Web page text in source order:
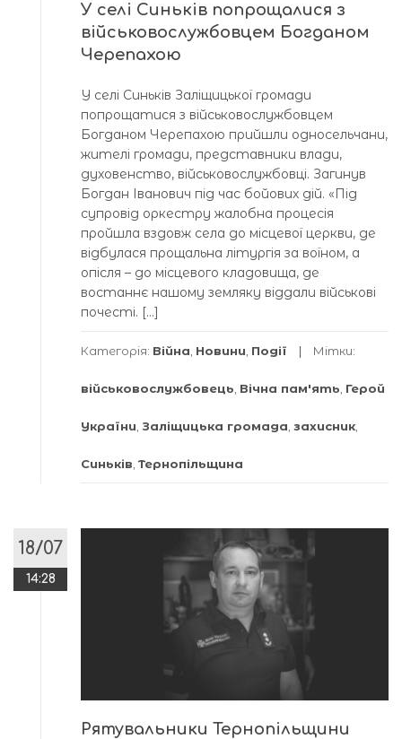
У селі Синьків попрощалися з
військовослужбовцем Богданом
Черепахою
У селі Синьків Заліщицької громади
попрощатися з військовослужбовцем
Богданом Черепахою прийшли односельчани,
жителі громади, представники влади,
духовенство, військовослужбовці. Загинув
Богдан Іванович під час бойових дій. «Під
супровід оркестру жалобна процесія
пройшла вздовж села до місцевої церкви, де
відбулася прощальна літургія за воїном, а
опісля – до місцевого кладовища, де
востаннє нашому земляку віддали військові
почесті. […]
Категорія: Війна, Новини, Події Мітки:
військовослужбовець, Вічна пам'ять, Герой
України, Заліщицька громада, захисник,
Синьків, Тернопільщина
18/07
14:28
Рятувальники Тернопільщини